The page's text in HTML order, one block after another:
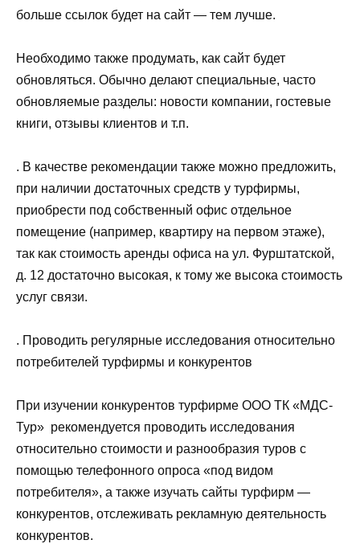
больше ссылок будет на сайт — тем лучше.
Необходимо также продумать, как сайт будет
обновляться. Обычно делают специальные, часто
обновляемые разделы: новости компании, гостевые
книги, отзывы клиентов и т.п.
. В качестве рекомендации также можно предложить,
при наличии достаточных средств у турфирмы,
приобрести под собственный офис отдельное
помещение (например, квартиру на первом этаже),
так как стоимость аренды офиса на ул. Фурштатской,
д. 12 достаточно высокая, к тому же высока стоимость
услуг связи.
. Проводить регулярные исследования относительно
потребителей турфирмы и конкурентов
При изучении конкурентов турфирме ООО ТК «МДС-
Тур» рекомендуется проводить исследования
относительно стоимости и разнообразия туров с
помощью телефонного опроса «под видом
потребителя», а также изучать сайты турфирм —
конкурентов, отслеживать рекламную деятельность
конкурентов.